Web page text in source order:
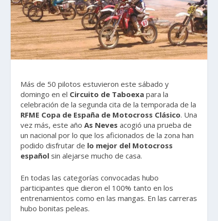
Más de 50 pilotos estuvieron este sábado y
domingo en el Circuito de Taboexa para la
celebración de la segunda cita de la temporada de la
RFME Copa de España de Motocross Clásico. Una
vez más, este añoAs Neves acogió una prueba de
un nacional por lo que los aficionados de la zona han
podido disfrutar de lo mejor del Motocross
españolsin alejarse mucho de casa.
En todas las categorías convocadas hubo
participantes que dieron el 100% tanto en los
entrenamientos como en las mangas. En las carreras
hubo bonitas peleas.